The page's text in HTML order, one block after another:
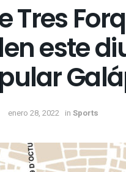
Tres
este
enero 28, 2022 in Sports